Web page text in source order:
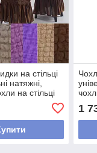
на стільці
натяжні,
на стільці
1